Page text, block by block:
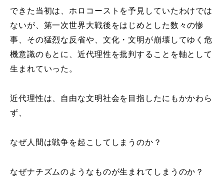
できた当初は、ホロコーストを予見していたわけでは
ないが、第一次世界大戦後をはじめとした数々の惨
事、その猛烈な反省や、文化・文明が崩壊してゆく危
機意識のもとに、近代理性を批判することを軸として
生まれていった。
近代理性は、自由な文明社会を目指したにもかかわら
ず、
なぜ人間は戦争を起こしてしまうのか？
なぜナチズムのようなものが生まれてしまうのか？